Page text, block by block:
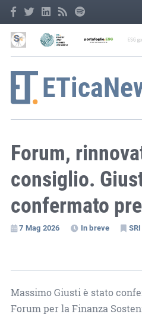
Forum,
consiglio.
confermato
7 Mag 2026 In breve
Massimo Giusti è stato
Forum per la Finanza